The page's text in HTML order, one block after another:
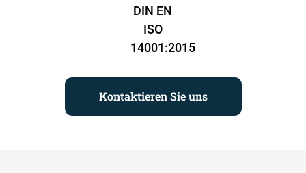
DIN EN
ISO
14001:2015
Kontaktieren Sie uns